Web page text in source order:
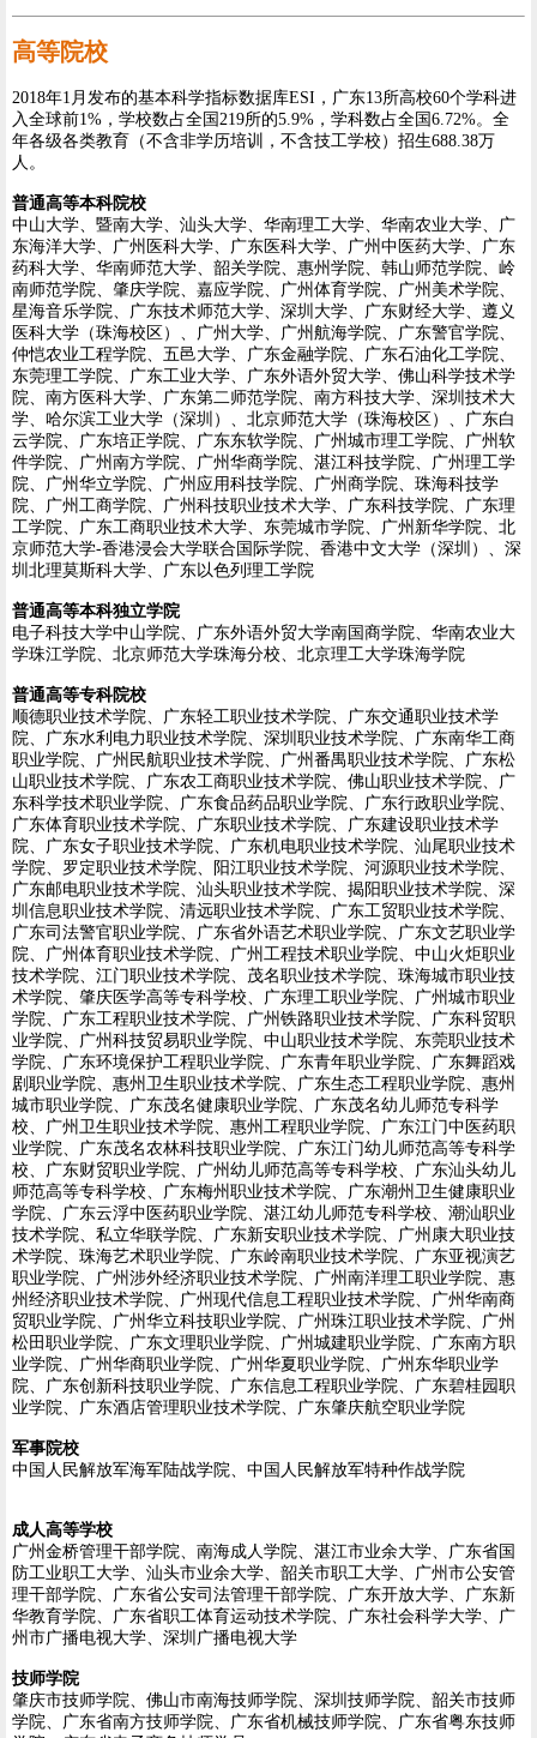
高等院校
2018年1月发布的基本科学指标数据库ESI，广东13所高校60个学科进
入全球前1%，学校数占全国219所的5.9%，学科数占全国6.72%。全
年各级各类教育（不含非学历培训，不含技工学校）招生688.38万
人。
普通高等本科院校
中山大学、暨南大学、汕头大学、华南理工大学、华南农业大学、广
东海洋大学、广州医科大学、广东医科大学、广州中医药大学、广东
药科大学、华南师范大学、韶关学院、惠州学院、韩山师范学院、岭
南师范学院、肇庆学院、嘉应学院、广州体育学院、广州美术学院、
星海音乐学院、广东技术师范大学、深圳大学、广东财经大学、遵义
医科大学（珠海校区）、广州大学、广州航海学院、广东警官学院、
仲恺农业工程学院、五邑大学、广东金融学院、广东石油化工学院、
东莞理工学院、广东工业大学、广东外语外贸大学、佛山科学技术学
院、南方医科大学、广东第二师范学院、南方科技大学、深圳技术大
学、哈尔滨工业大学（深圳）、北京师范大学（珠海校区）、广东白
云学院、广东培正学院、广东东软学院、广州城市理工学院、广州软
件学院、广州南方学院、广州华商学院、湛江科技学院、广州理工学
院、广州华立学院、广州应用科技学院、广州商学院、珠海科技学
院、广州工商学院、广州科技职业技术大学、广东科技学院、广东理
工学院、广东工商职业技术大学、东莞城市学院、广州新华学院、北
京师范大学-香港浸会大学联合国际学院、香港中文大学（深圳）、深
圳北理莫斯科大学、广东以色列理工学院
普通高等本科独立学院
电子科技大学中山学院、广东外语外贸大学南国商学院、华南农业大
学珠江学院、北京师范大学珠海分校、北京理工大学珠海学院
普通高等专科院校
顺德职业技术学院、广东轻工职业技术学院、广东交通职业技术学
院、广东水利电力职业技术学院、深圳职业技术学院、广东南华工商
职业学院、广州民航职业技术学院、广州番禺职业技术学院、广东松
山职业技术学院、广东农工商职业技术学院、佛山职业技术学院、广
东科学技术职业学院、广东食品药品职业学院、广东行政职业学院、
广东体育职业技术学院、广东职业技术学院、广东建设职业技术学
院、广东女子职业技术学院、广东机电职业技术学院、汕尾职业技术
学院、罗定职业技术学院、阳江职业技术学院、河源职业技术学院、
广东邮电职业技术学院、汕头职业技术学院、揭阳职业技术学院、深
圳信息职业技术学院、清远职业技术学院、广东工贸职业技术学院、
广东司法警官职业学院、广东省外语艺术职业学院、广东文艺职业学
院、广州体育职业技术学院、广州工程技术职业学院、中山火炬职业
技术学院、江门职业技术学院、茂名职业技术学院、珠海城市职业技
术学院、肇庆医学高等专科学校、广东理工职业学院、广州城市职业
学院、广东工程职业技术学院、广州铁路职业技术学院、广东科贸职
业学院、广州科技贸易职业学院、中山职业技术学院、东莞职业技术
学院、广东环境保护工程职业学院、广东青年职业学院、广东舞蹈戏
剧职业学院、惠州卫生职业技术学院、广东生态工程职业学院、惠州
城市职业学院、广东茂名健康职业学院、广东茂名幼儿师范专科学
校、广州卫生职业技术学院、惠州工程职业学院、广东江门中医药职
业学院、广东茂名农林科技职业学院、广东江门幼儿师范高等专科学
校、广东财贸职业学院、广州幼儿师范高等专科学校、广东汕头幼儿
师范高等专科学校、广东梅州职业技术学院、广东潮州卫生健康职业
学院、广东云浮中医药职业学院、湛江幼儿师范专科学校、潮汕职业
技术学院、私立华联学院、广东新安职业技术学院、广州康大职业技
术学院、珠海艺术职业学院、广东岭南职业技术学院、广东亚视演艺
职业学院、广州涉外经济职业技术学院、广州南洋理工职业学院、惠
州经济职业技术学院、广州现代信息工程职业技术学院、广州华南商
贸职业学院、广州华立科技职业学院、广州珠江职业技术学院、广州
松田职业学院、广东文理职业学院、广州城建职业学院、广东南方职
业学院、广州华商职业学院、广州华夏职业学院、广州东华职业学
院、广东创新科技职业学院、广东信息工程职业学院、广东碧桂园职
业学院、广东酒店管理职业技术学院、广东肇庆航空职业学院
军事院校
中国人民解放军海军陆战学院、中国人民解放军特种作战学院
成人高等学校
广州金桥管理干部学院、南海成人学院、湛江市业余大学、广东省国
防工业职工大学、汕头市业余大学、韶关市职工大学、广州市公安管
理干部学院、广东省公安司法管理干部学院、广东开放大学、广东新
华教育学院、广东省职工体育运动技术学院、广东社会科学大学、广
州市广播电视大学、深圳广播电视大学
技师学院
肇庆市技师学院、佛山市南海技师学院、深圳技师学院、韶关市技师
学院、广东省南方技师学院、广东省机械技师学院、广东省粤东技师